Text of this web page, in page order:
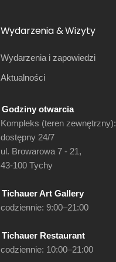
Wydarzenia & Wizyty
Wydarzenia i zapowiedzi
Aktualności
Godziny otwarcia
Kompleks (teren zewnętrzny):
dostępny 24/7
ul. Browarowa 7 - 21,
43-100 Tychy
Tichauer Art Gallery
codziennie: 9:00–21:00
Tichauer Restaurant
codziennie: 10:00–21:00